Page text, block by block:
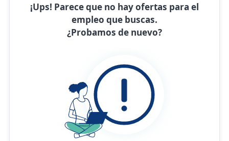
¡Ups! Parece que no hay ofertas para el
empleo que buscas.
¿Probamos de nuevo?